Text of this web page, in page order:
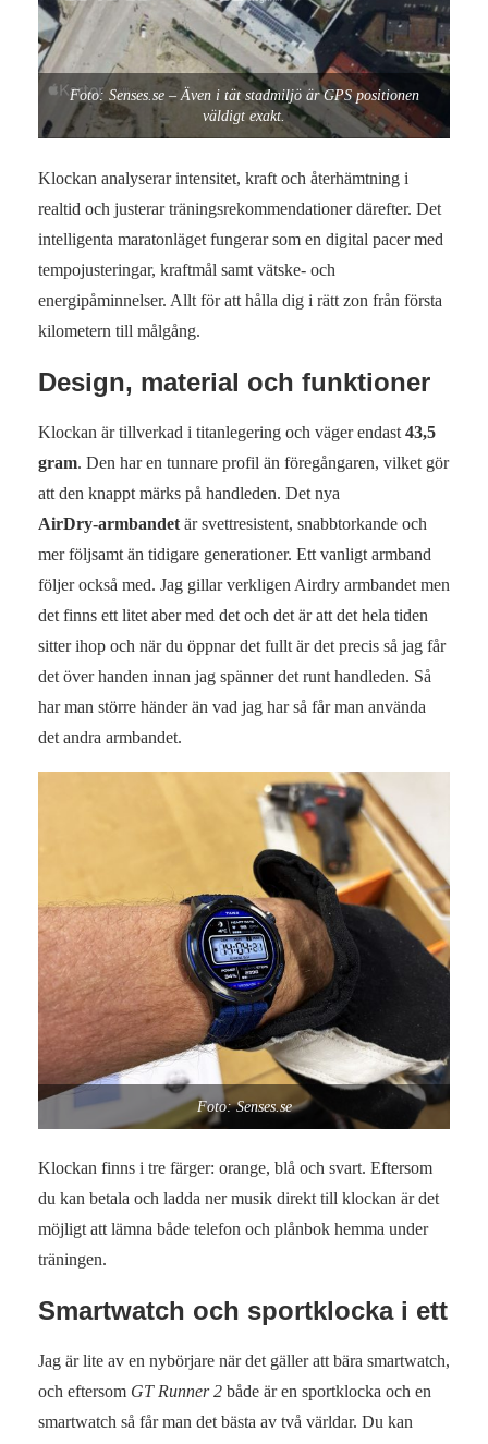
Foto: Senses.se – Även i tät stadmiljö är GPS positionen
väldigt exakt.
Klockan analyserar intensitet, kraft och återhämtning i
realtid och justerar träningsrekommendationer därefter. Det
intelligenta maratonläget fungerar som en digital pacer med
tempojusteringar, kraftmål samt vätske‑ och
energipåminnelser. Allt för att hålla dig i rätt zon från första
kilometern till målgång.
Design, material och funktioner
Klockan är tillverkad i titanlegering och väger endast 43,5
gram. Den har en tunnare profil än föregångaren, vilket gör
att den knappt märks på handleden. Det nya
AirDry‑armbandet är svettresistent, snabbtorkande och
mer följsamt än tidigare generationer. Ett vanligt armband
följer också med. Jag gillar verkligen Airdry armbandet men
det finns ett litet aber med det och det är att det hela tiden
sitter ihop och när du öppnar det fullt är det precis så jag får
det över handen innan jag spänner det runt handleden. Så
har man större händer än vad jag har så får man använda
det andra armbandet.
Foto: Senses.se
Klockan finns i tre färger: orange, blå och svart. Eftersom
du kan betala och ladda ner musik direkt till klockan är det
möjligt att lämna både telefon och plånbok hemma under
träningen.
Smartwatch och sportklocka i ett
Jag är lite av en nybörjare när det gäller att bära smartwatch,
och eftersom GT Runner 2 både är en sportklocka och en
smartwatch så får man det bästa av två världar. Du kan